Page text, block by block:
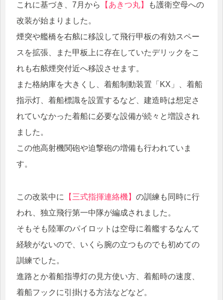
これに基づき、7月から 【あきつ丸】
も護衛空母への
改装が始まりました。
煙突や艦橋を右舷に移設して飛行甲板の有効スペー
スを拡張、また甲板上に存在していたデリックをこ
れも右舷煙突付近へ移設させます。
また格納庫を大きくし、着船制動装置「KX」、着船
指示灯、着船標識を設置するなど、建造時は想定さ
れていなかった着船に必要な設備が続々と増設され
ました。
この他高射機関砲や迫撃砲の増備も行われていま
す。
この改装中に 【三式指揮連絡機】 の訓練も同時に行
われ、独立飛行第一中隊が編成されました。
そもそも陸軍のパイロットは空母に着艦するなんて
経験がないので、いくら腕の立つものでも初めての
訓練でした。
進路とか着船指導灯の見方使い方、着船時の速度、
着船フックに引掛ける方法などなど。